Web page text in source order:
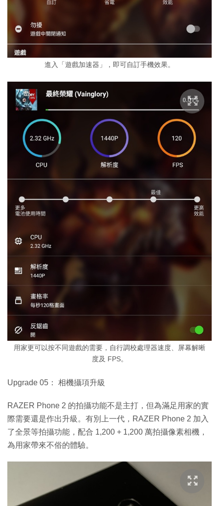
進入「遊戲加速器」，即可自訂手機效果。
用家更可以按不同遊戲的需要，自行調校處理器速度、屏幕解晰
度及 FPS。
Upgrade 05： 相機攝項升級
RAZER Phone 2 的拍攝功能不是主打，但為滿足用家的實
際需要還是作出升級。有別上一代，RAZER Phone 2 加入
了全景等拍攝功能，配合 1,200 + 1,200 萬拍攝像素相機，
為用家帶來不俗的體驗。